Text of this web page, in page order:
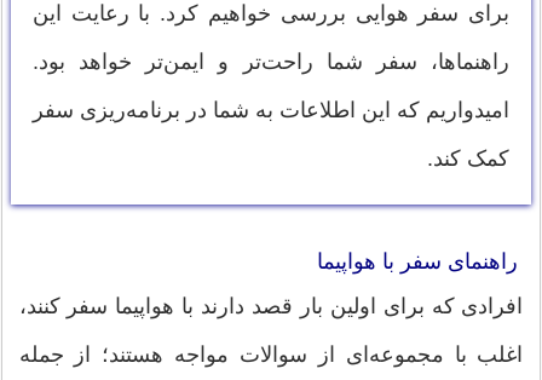
برای سفر هوایی بررسی خواهیم کرد. با رعایت این
راهنماها، سفر شما راحت‌تر و ایمن‌تر خواهد بود.
امیدواریم که این اطلاعات به شما در برنامه‌ریزی سفر
کمک کند.
راهنمای سفر با هواپیما
افرادی که برای اولین بار قصد دارند با هواپیما سفر کنند،
اغلب با مجموعه‌ای از سوالات مواجه هستند؛ از جمله